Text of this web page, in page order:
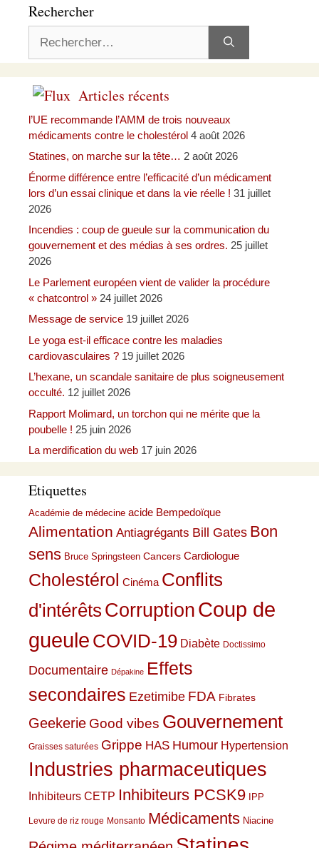
Rechercher
Articles récents
l’UE recommande l’AMM de trois nouveaux
médicaments contre le cholestérol 4 août 2026
Statines, on marche sur la tête… 2 août 2026
Énorme différence entre l’efficacité d’un médicament
lors d’un essai clinique et dans la vie réelle ! 31 juillet
2026
Incendies : coup de gueule sur la communication du
gouvernement et des médias à ses ordres. 25 juillet
2026
Le Parlement européen vient de valider la procédure
« chatcontrol » 24 juillet 2026
Message de service 19 juillet 2026
Le yoga est-il efficace contre les maladies
cardiovasculaires ? 19 juillet 2026
L’hexane, un scandale sanitaire de plus soigneusement
occulté. 12 juillet 2026
Rapport Molimard, un torchon qui ne mérite que la
poubelle ! 25 juin 2026
La merdification du web 17 juin 2026
Etiquettes
Académie de médecine acide Bempedoïque
Alimentation Antiagrégants Bill Gates Bon
sens Bruce Springsteen Cancers Cardiologue
Cholestérol Cinéma Conflits
d'intérêts CorruptionCoup de
gueule COVID-19 Diabète Doctissimo
Documentaire Dépakine Effets
secondaires Ezetimibe FDA Fibrates
Geekerie Good vibes Gouvernement
Graisses saturées Grippe HAS Humour Hypertension
Industries pharmaceutiques
Inhibiteurs CETP Inhibiteurs PCSK9 IPP
Levure de riz rouge Monsanto Médicaments Niacine